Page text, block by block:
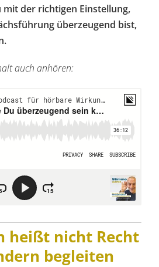
mit der richtigen Einstellung,
überzeugend bist,
auch anhören:
heißt nicht Recht
begleiten